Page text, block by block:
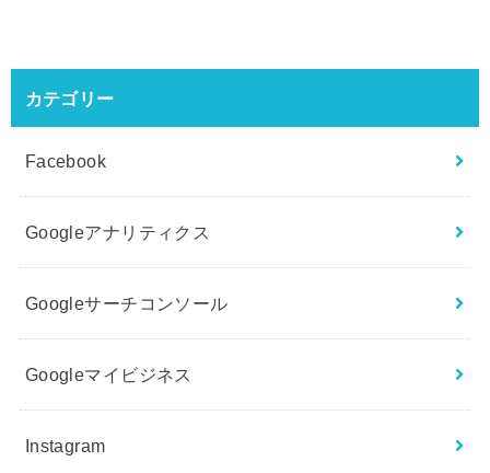
カテゴリー
Facebook
Googleアナリティクス
Googleサーチコンソール
Googleマイビジネス
Instagram